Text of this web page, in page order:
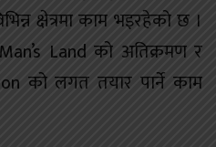
क्षेत्रमा काम भइरहेको छ ।
Land को अतिक्रमण र
को लगत तयार पार्ने काम